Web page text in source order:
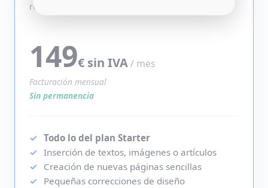
regularmente.
149€ sin IVA/ mes
Facturación mensual
Sin permanencia
Todo lo del plan Starter
Inserción de textos, imágenes o artículos
Creación de nuevas páginas sencillas
Pequeñas correcciones de diseño